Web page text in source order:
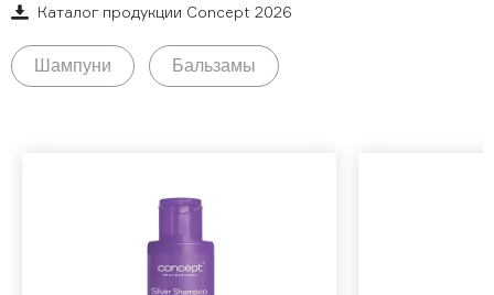
Обучающее видео
Мероприятия
Блог
Каталог продукции Concept 2026
Шампуни Бальзамы